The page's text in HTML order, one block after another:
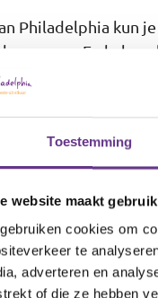
Toestemming
website maakt
cookies om
te
adverteren en
of die ze hebben
Philadelphia kun
En halen
maken en